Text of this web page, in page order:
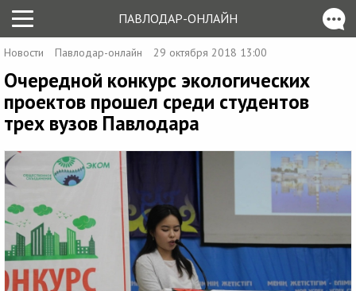
ПАВЛОДАР-ОНЛАЙН
Новости Павлодар-онлайн 29 октября 2018 13:00
Очередной конкурс экологических
проектов прошел среди студентов
трех вузов Павлодара